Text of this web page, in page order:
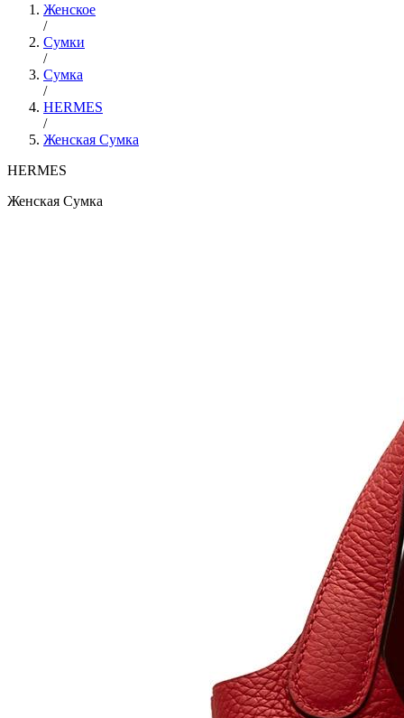
Женское
/
Сумки
/
Сумка
/
HERMES
/
Женская Сумка
HERMES
Женская Сумка